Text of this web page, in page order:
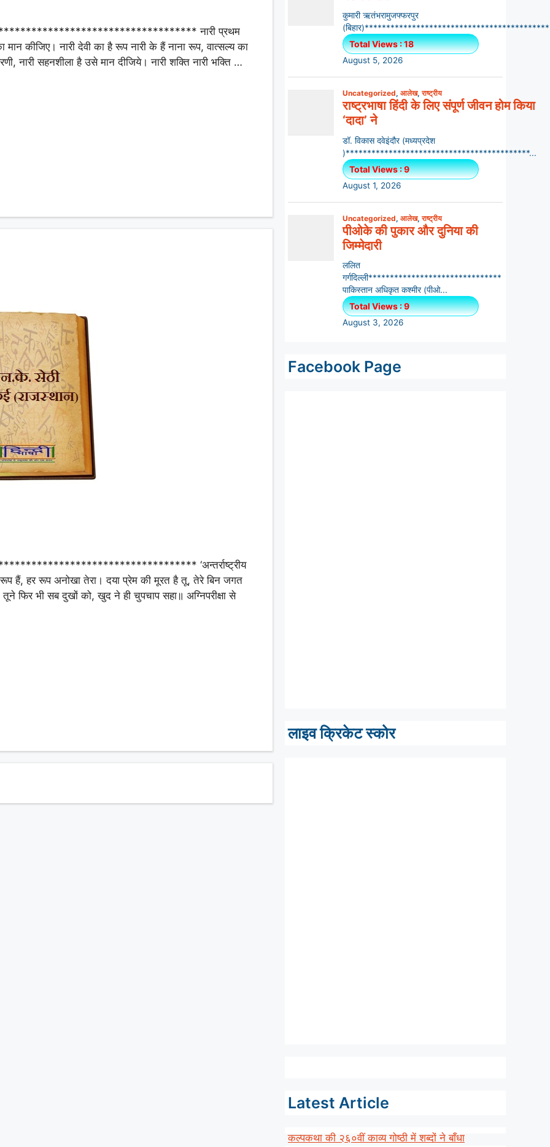
नारी प्रथम
कीजिए। नारी देवी का है रूप नारी के हैं नाना रूप, वात्सल्य का
नारी सहनशीला है उसे मान दीजिये। नारी शक्ति नारी भक्ति …
‘अन्तर्राष्ट्रीय
हैं, हर रूप अनोखा तेरा। दया प्रेम की मूरत है तू, तेरे बिन जगत
भी सब दुखों को, खुद ने ही चुपचाप सहा॥ अग्निपरीक्षा से
Facebook Page
लाइव क्रिकेट स्कोर
Latest Article
कल्पकथा की २६०वीं काव्य गोष्ठी में शब्दों ने बाँधा